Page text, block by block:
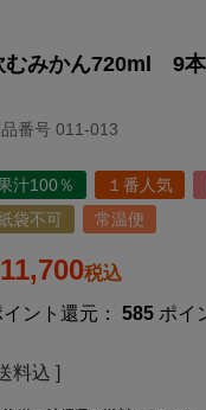
むみかん720ml 9本
番号 011-013
汁100％ １番人気
袋不可
常温便
11,700税込
ント還元：
585 ポイ
料込